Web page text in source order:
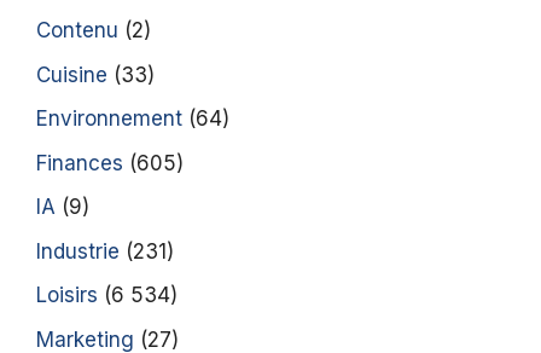
Contenu (2)
Cuisine (33)
Environnement (64)
Finances (605)
IA (9)
Industrie (231)
Loisirs (6 534)
Marketing (27)